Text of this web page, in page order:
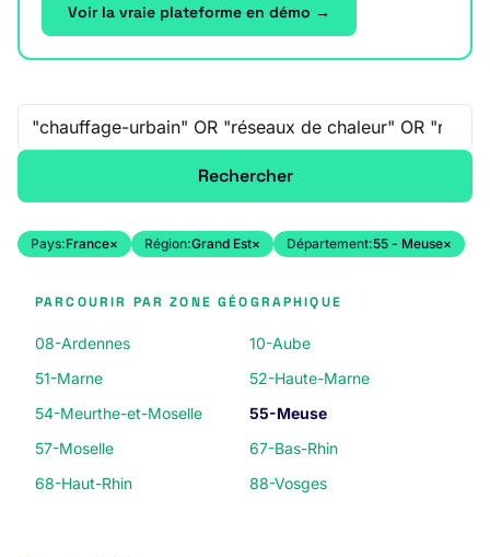
Voir la vraie plateforme en démo →
Recherche libre
Rechercher
Pays:France× Région:Grand Est× Département:55 - Meuse×
PARCOURIR PAR ZONE GÉOGRAPHIQUE
08-Ardennes
10-Aube
51-Marne
52-Haute-Marne
54-Meurthe-et-Moselle
55-Meuse
57-Moselle
67-Bas-Rhin
68-Haut-Rhin
88-Vosges